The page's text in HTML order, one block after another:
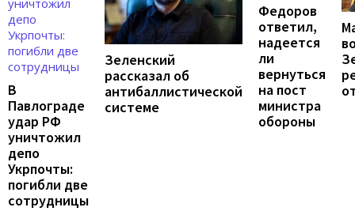
В
Павлограде
удар РФ
уничтожил
депо
Укрпочты:
погибли две
сотрудницы
Зеленский
рассказал об
антибаллистической
системе
Федоров
ответил,
надеется
ли
вернуться
на пост
министра
обороны